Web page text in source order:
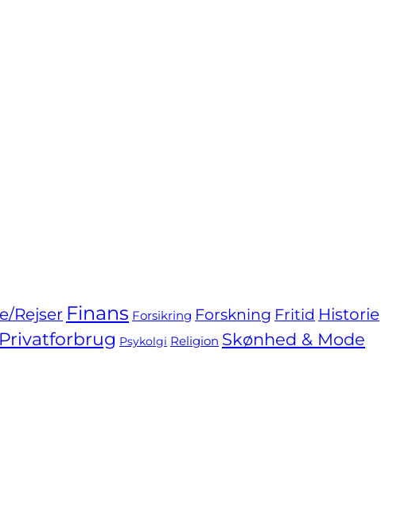
Rejser Finans Forsikring Forskning Fritid Historie
Privatforbrug Psykolgi Religion Skønhed & Mode